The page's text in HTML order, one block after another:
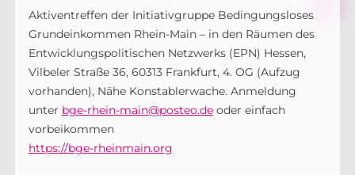
Aktiventreffen der Initiativgruppe Bedingungsloses
Grundeinkommen Rhein-Main – in den Räumen des
Entwicklungspolitischen Netzwerks (EPN) Hessen,
Vilbeler Straße 36, 60313 Frankfurt, 4. OG (Aufzug
vorhanden), Nähe Konstablerwache. Anmeldung
unter bge-rhein-main@posteo.deoder einfach
vorbeikommen
https://bge-rheinmain.org